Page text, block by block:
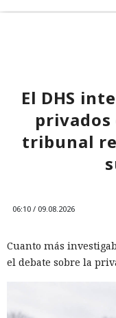
El DHS
privados
tribunal
06:10 / 09.08.2026
Cuanto más
el debate sobre la